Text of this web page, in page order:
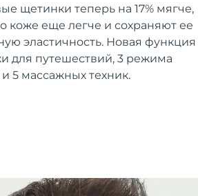
щетинки теперь на 17% мягче,
коже еще легче и сохраняют ее
эластичность. Новая функция
для путешествий, 3 режима
5 массажных техник.